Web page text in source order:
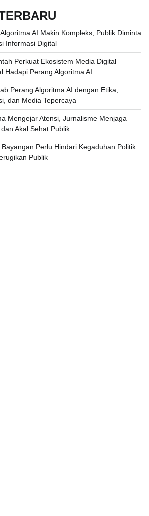
AI Makin Kompleks, Publik Diminta
Informasi Digital
Perkuat Ekosistem Media Digital
Hadapi Perang Algoritma AI
Perang Algoritma AI dengan Etika,
dan Media Tepercaya
Mengejar Atensi, Jurnalisme Menjaga
Akal Sehat Publik
Bayangan Perlu Hindari Kegaduhan Politik
Publik